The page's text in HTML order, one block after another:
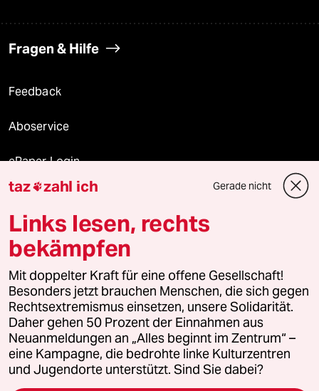
Fragen & Hilfe
Feedback
Aboservice
ePaper Login
Downloads für Abonnierende
© 2026 taz Verlags und Vertriebs GmbH
Alle Rechte vorbehalten. Bei rechtlichen Fragen oder für Genehmigungen
wenden Sie sich bitte an
lizenzen@taz.de
Feedback Redaktionsstatut Kommune-Richtlinien
Leitlinie Informant Datenschutz Impressum AGB
taz zahl ich Gerade nicht
Links lesen, rechts
bekämpfen
Mit doppelter Kraft für eine offene Gesellschaft!
Besonders jetzt brauchen Menschen, die sich gegen
Rechtsextremismus einsetzen, unsere Solidarität.
Daher gehen 50 Prozent der Einnahmen aus
Neuanmeldungen an „Alles beginnt im Zentrum“ –
eine Kampagne, die bedrohte linke Kulturzentren
und Jugendorte unterstützt. Sind Sie dabei?